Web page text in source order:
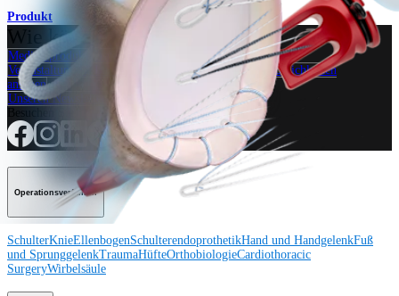
Produkt
Wie können wir Ihnen helfen?
Medizinproduktberater:in kontaktieren
Veranstaltungen, Lab-Vorführungen und Schulungsmöglichkeiten
ansehen
Unseren Newsletter abonnieren
Operationsverfahren
SchulterKnieEllenbogenSchulterendoprothetikHand und HandgelenkFuß
und SprunggelenkTraumaHüfteOrthobiologieCardiothoracic
SurgeryWirbelsäule